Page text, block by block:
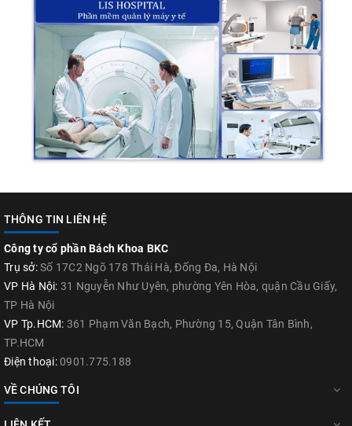
THÔNG TIN LIÊN HỆ
Công ty cổ phần Bách Khoa BKC
Trụ sở:Số 17C2 Ngõ 178 Thái Hà, Đống Đa, Hà Nội
VP Hà Nội: 31 Nguyễn Như Uyên, phường Yên Hòa, quận Cầu Giấy,
TP Hà Nội
VP Tp.HCM: 361 Phạm Văn Bạch, Phường 15, Quận Tân Bình,
TP.HCM
Điện thoại: 0901.775.188
VỀ CHÚNG TÔI